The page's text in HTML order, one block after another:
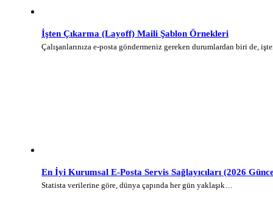
İşten Çıkarma (Layoff) Maili Şablon Örnekleri
Çalışanlarınıza e-posta göndermeniz gereken durumlardan biri de,
En İyi Kurumsal E-Posta Servis Sağlayıcıları (2026
Statista verilerine göre, dünya çapında her gün yaklaşık…